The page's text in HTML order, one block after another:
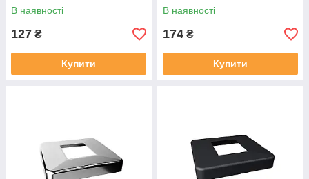
В наявності
127 ₴
Купити
В наявності
174 ₴
Купити